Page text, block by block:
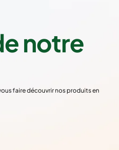
notre
faire découvrir nos produits en